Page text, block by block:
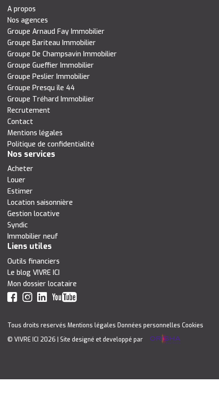
A propos
Nos agences
Groupe Arnaud Fay Immobilier
Groupe Bariteau Immobilier
Groupe De Champsavin Immobilier
Groupe Gueffier Immobilier
Groupe Peslier Immobilier
Groupe Presqu île 44
Groupe Tréhard Immobilier
Recrutement
Contact
Mentions légales
Politique de confidentialité
Nos services
Acheter
Louer
Estimer
Location saisonnière
Gestion locative
Syndic
Immobilier neuf
Liens utiles
Outils financiers
Le blog VIVRE ICI
Mon dossier locataire
Tous droits reservés Mentions légales Données personnelles Cookies
© VIVRE ICI 2026
| Site designé et developpé par